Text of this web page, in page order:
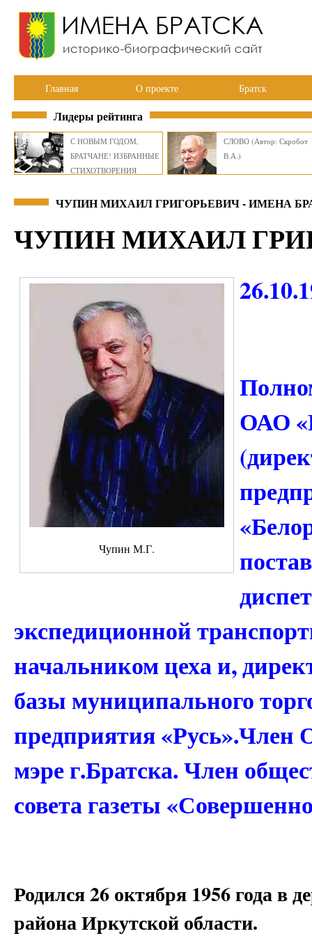
Главная О проекте Братск
Лидеры рейтинга
С НОВЫМ ГОДОМ,
БРАТЧАНЕ! ИЗБРАННЫЕ
СТИХОТВОРЕНИЯ
СЛОВО (Автор: Скробот
В.А.)
ЧУПИН МИХАИЛ ГРИГОРЬЕВИЧ - ИМЕНА
ЧУПИН МИХАИЛ
Чупин М.Г.
ОАО
экспедиционной
начальником цеха и,
базы муниципального
предприятия «Русь».Член
мэре г.Братска. Член
совета газеты
Родился 26 октября 1956 года в
района Иркутской области.